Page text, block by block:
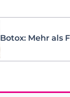
Botox: Mehr als